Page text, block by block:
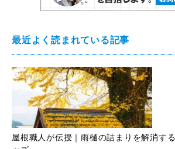
最近よく読まれている記事
屋根職人が伝授｜雨樋の詰まりを解消す